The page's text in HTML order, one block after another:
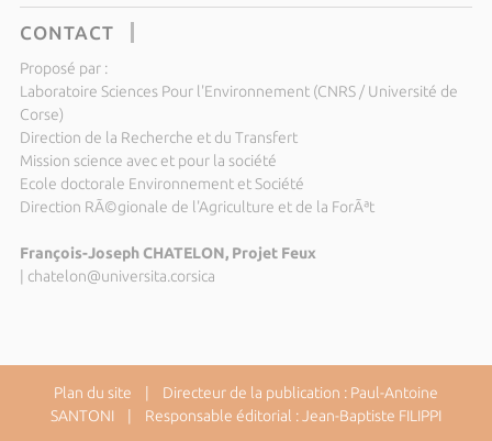
CONTACT
Proposé par :
Laboratoire Sciences Pour l'Environnement (CNRS / Université de
Corse)
Direction de la Recherche et du Transfert
Mission science avec et pour la société
Ecole doctorale Environnement et Société
Direction RÃ©gionale de l'Agriculture et de la ForÃªt
François-Joseph CHATELON, Projet Feux
chatelon@universita.corsica
Plan du site | Directeur de la publication : Paul-Antoine
SANTONI | Responsable éditorial : Jean-Baptiste FILIPPI